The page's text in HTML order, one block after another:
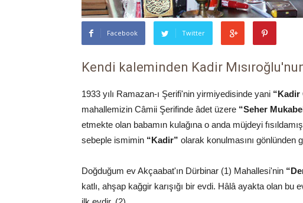
Facebook Twitter
Kendi kaleminden Kadir
1933 yılı Ramazan-ı Şerifi'nin yirmiyedisinde yani “Kadir
mahallemizin Câmii Şerifinde âdet üzere “Seher
etmekte olan babamın kulağına o anda müjdeyi
sebeple ismimin “Kadir” olarak konulmasını gönlünden
Doğduğum ev Akçaabat'ın Dürbinar (1) Mahallesi'nin
katlı, ahşap kağgir karışığı bir evdi. Hâlâ ayakta olan